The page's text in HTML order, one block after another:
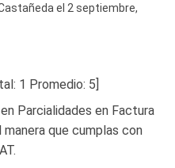
el 2 septiembre,
1 Promedio: 5
Parcialidades en Factura
que cumplas con